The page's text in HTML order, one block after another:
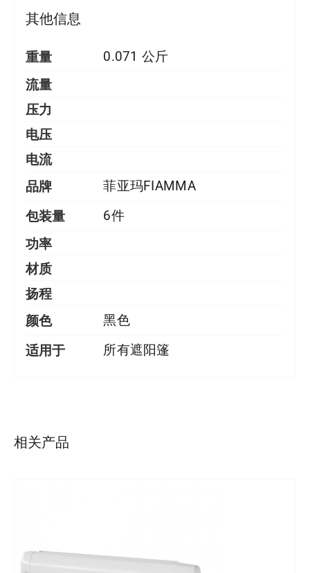
其他信息
重量 0.071 公斤
流量
压力
电压
电流
品牌
菲亚玛FIAMMA
包装量 6件
功率
材质
扬程
颜色
黑色
适用于 所有遮阳篷
相关产品